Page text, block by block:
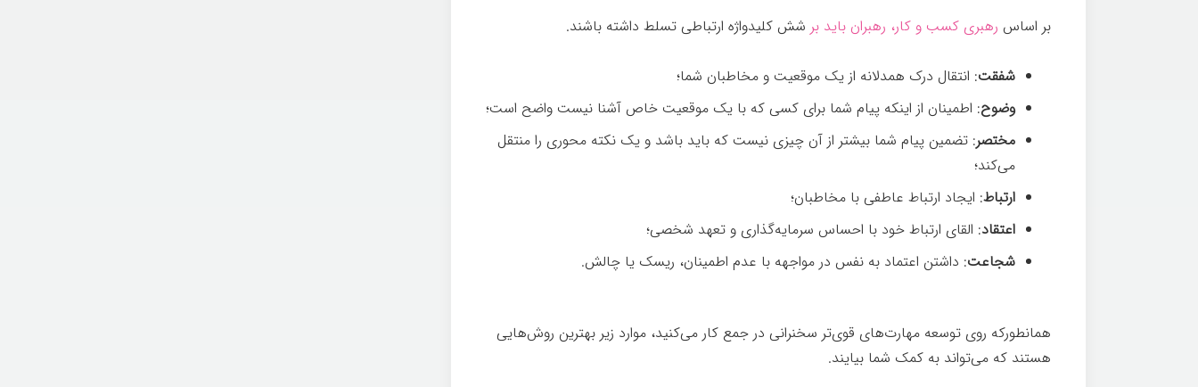
بر اساس رهبری کسب و کار، رهبران باید بر شش کلیدواژه ارتباطی تسلط داشته باشند.
شفقت: انتقال درک همدلانه از یک موقعیت و مخاطبان شما؛
وضوح: اطمینان از اینکه پیام شما برای کسی که با یک موقعیت خاص آشنا نیست واضح است؛
مختصر: تضمین پیام شما بیشتر از آن چیزی نیست که باید باشد و یک نکته محوری را منتقل
می‌کند؛
ارتباط: ایجاد ارتباط عاطفی با مخاطبان؛
اعتقاد: القای ارتباط خود با احساس سرمایه‌گذاری و تعهد شخصی؛
شجاعت: داشتن اعتماد به نفس در مواجهه با عدم اطمینان، ریسک یا چالش.
همانطورکه روی توسعه مهارت‌های قوی‌تر سخنرانی در جمع کار می‌کنید، موارد زیر بهترین روش‌هایی
هستند که می‌تواند به کمک شما بیایند.